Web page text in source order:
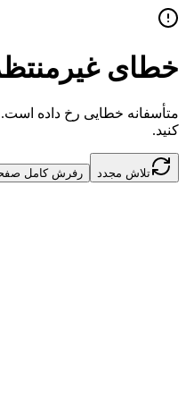
خطای
متأسفانه خطایی رخ داده
کنید.
تلاش مجدد رفرش کامل